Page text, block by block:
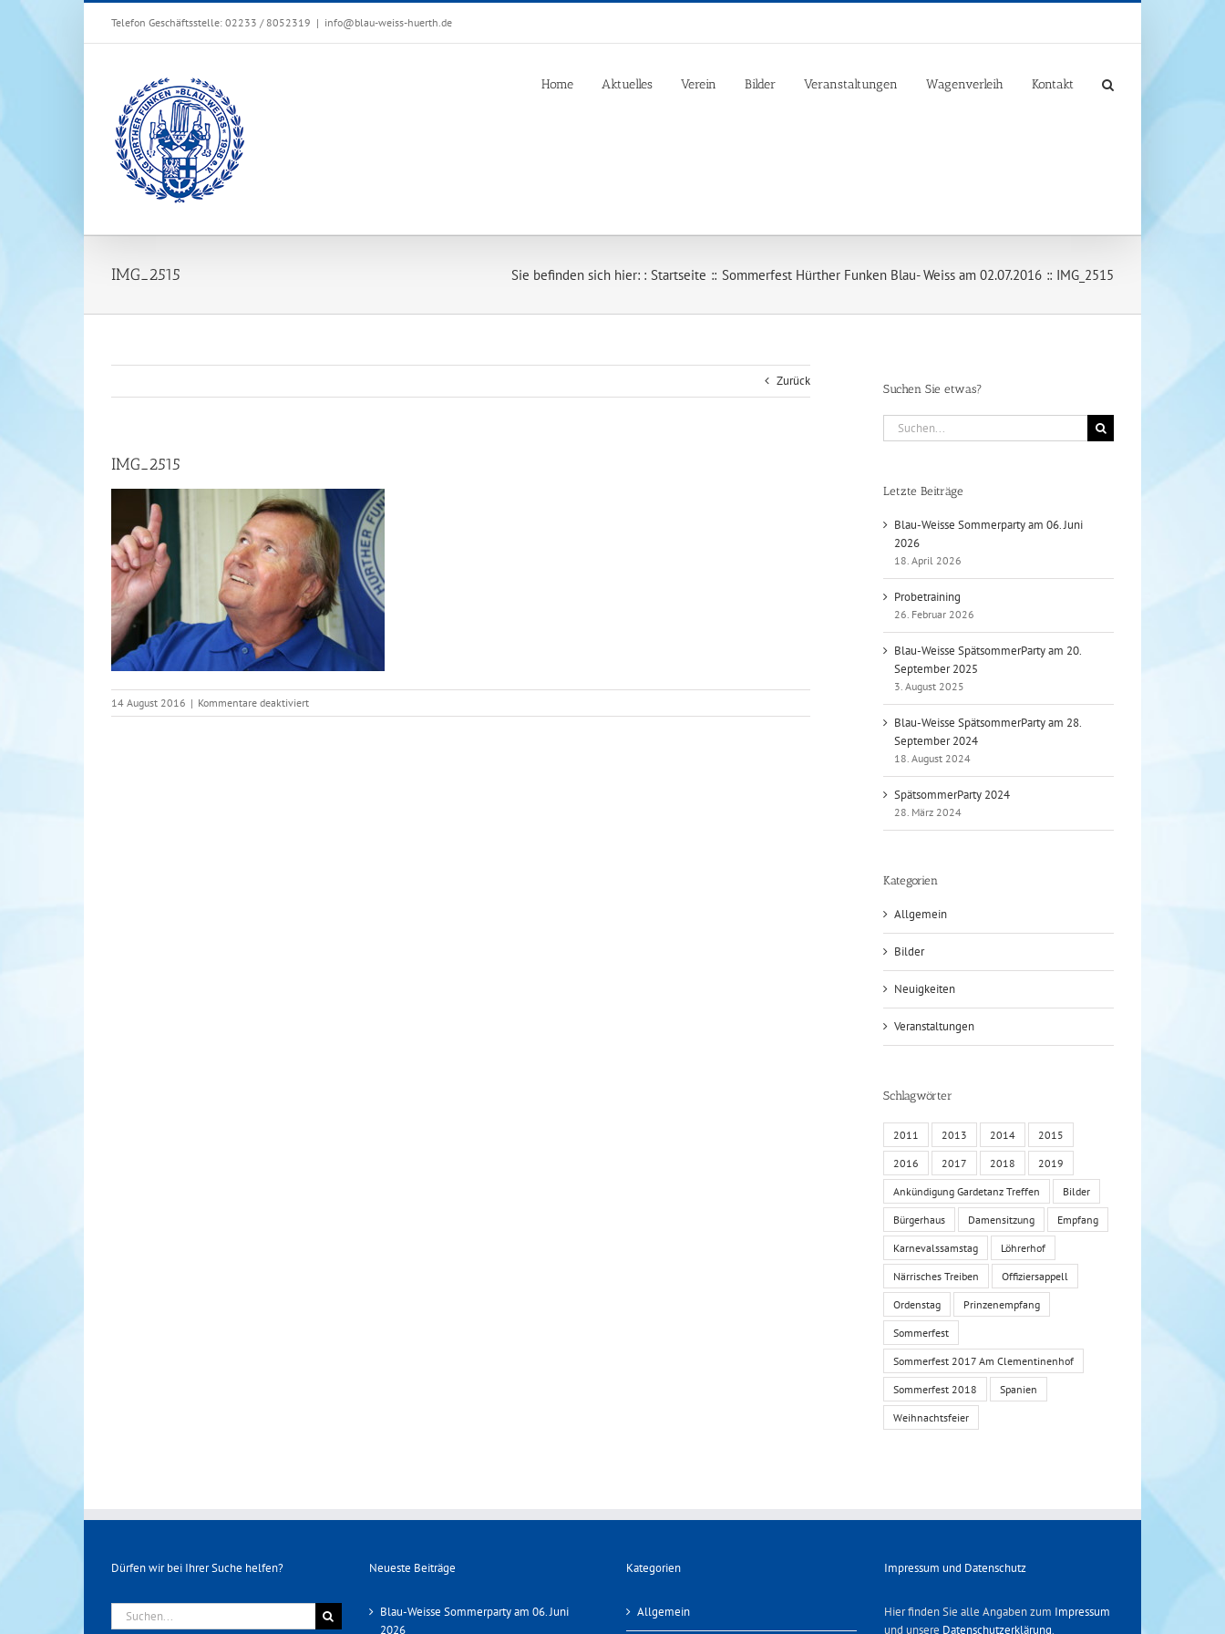
Zum
Telefon Geschäftsstelle: 02233 / 8052319 | info@blau-weiss-huerth.de
Home Aktuelles Verein Bilder Veranstaltungen Wagenverleih Kontakt
IMG_2515 Sie befinden sich hier: : Startseite Sommerfest Hürther Funken Blau- Weiss am 02.07.2016 IMG_2515
Zurück
IMG_2515
14 August 2016 | Kommentare deaktiviertfür
IMG_2515
Suchen Sie etwas?
Suche
nach:
Letzte Beiträge
Blau-Weisse Sommerparty am 06. Juni
2026
18. April 2026
Probetraining
26. Februar 2026
Blau-Weisse SpätsommerParty am 20.
September 2025
3. August 2025
Blau-Weisse SpätsommerParty am 28.
September 2024
18. August 2024
SpätsommerParty 2024
28. März 2024
Kategorien
Allgemein
Bilder
Neuigkeiten
Veranstaltungen
Schlagwörter
2011 2013 2014 2015
2016 2017 2018 2019
Ankündigung Gardetanz Treffen Bilder
Bürgerhaus Damensitzung Empfang
Karnevalssamstag Löhrerhof
Närrisches Treiben Offiziersappell
Ordenstag Prinzenempfang
Sommerfest
Sommerfest 2017 Am Clementinenhof
Sommerfest 2018 Spanien
Weihnachtsfeier
Dürfen wir bei Ihrer Suche helfen?
Suche
nach:
Neueste Beiträge
Blau-Weisse Sommerparty am 06. Juni
2026
Kategorien
Allgemein
Impressum und Datenschutz
Hier finden Sie alle Angaben zum Impressum
und unsere Datenschutzerklärung.